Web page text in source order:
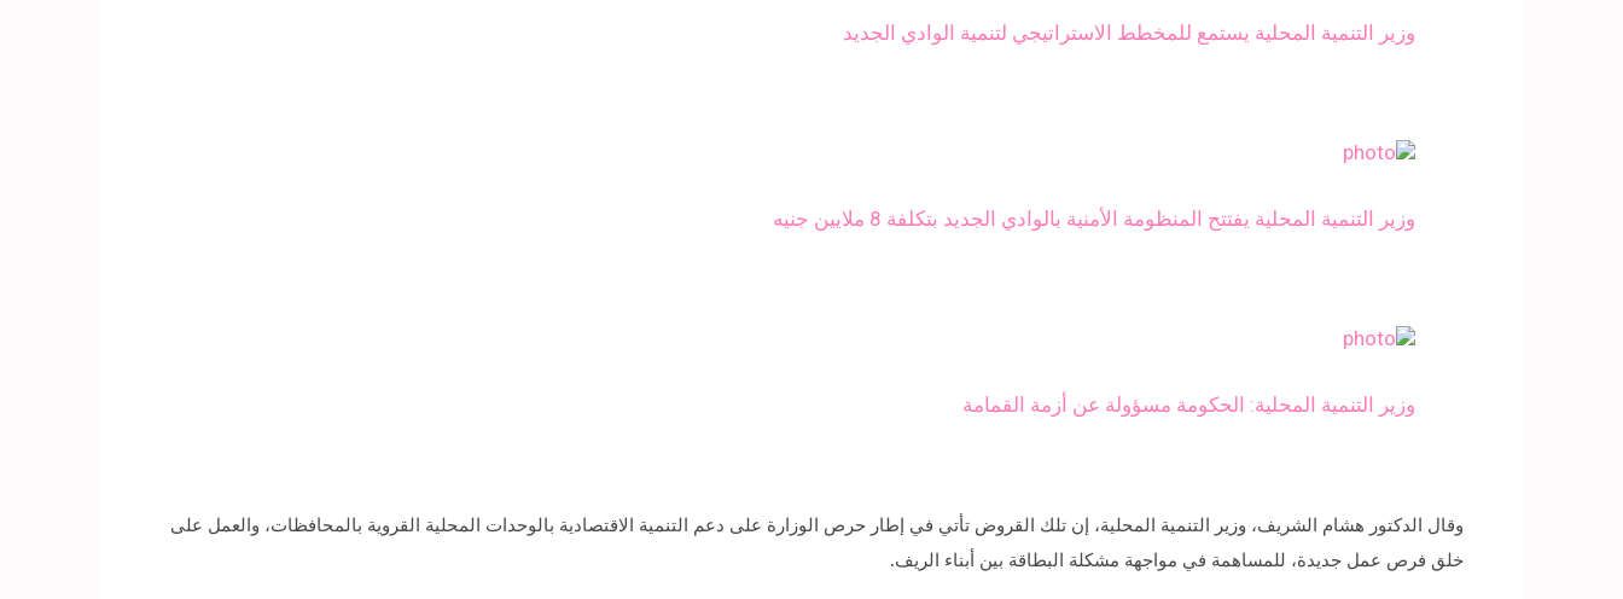
وزير التنمية المحلية يستمع للمخطط الاستراتيجي لتنمية الوادي الجديد
وزير التنمية المحلية يفتتح المنظومة الأمنية بالوادي الجديد بتكلفة 8 ملايين جنيه
وزير التنمية المحلية: الحكومة مسؤولة عن أزمة القمامة
وقال الدكتور هشام الشريف، وزير التنمية المحلية، إن تلك القروض تأتي في إطار حرص الوزارة على دعم التنمية الاقتصادية بالوحدات المحلية القروية بالمحافظات، والعمل على
خلق فرص عمل جديدة، للمساهمة في مواجهة مشكلة البطاقة بين أبناء الريف.